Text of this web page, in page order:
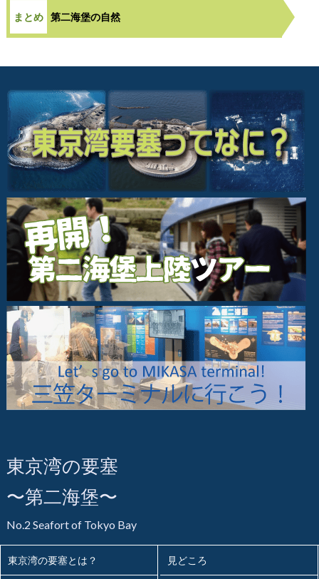
第二海堡の自然
東京湾の要塞
〜第二海堡〜
No.2 Seafort of Tokyo Bay
東京湾の要塞とは？ 見どころ